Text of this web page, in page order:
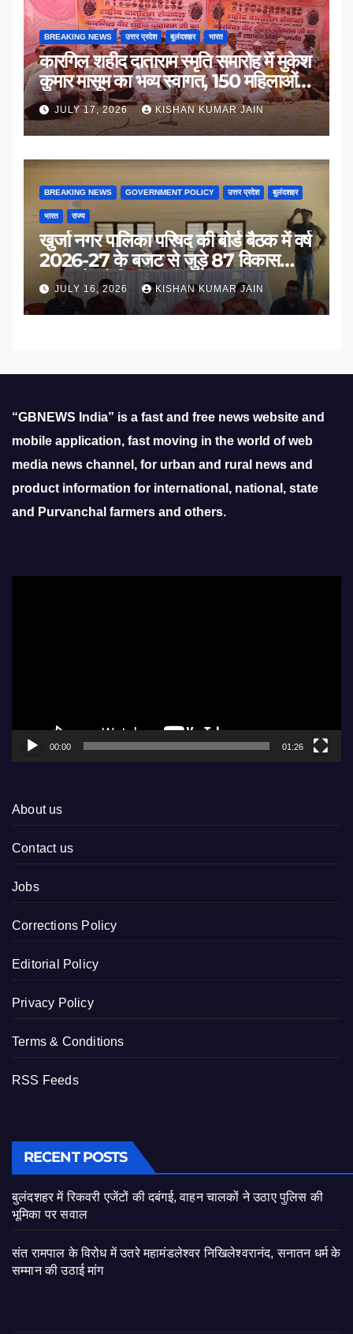
BREAKING NEWS उत्तर प्रदेश बुलंदशहर भारत
कारगिल शहीद दाताराम स्मृति समारोह में मुकेश
कुमार मासूम का भव्य स्वागत, 150 महिलाओं
का सम्मान
JULY 17, 2026 KISHAN KUMAR JAIN
BREAKING NEWS GOVERNMENT POLICY उत्तर प्रदेश बुलंदशहर
भारत राज्य
खुर्जा नगर पालिका परिषद की बोर्ड बैठक में वर्ष
2026-27 के बजट से जुड़े 87 विकास
प्रस्तावों को मिली मंजूरी
JULY 16, 2026 KISHAN KUMAR JAIN
“GBNEWS India” is a fast and free news website and
mobile application, fast moving in the world of web
media news channel, for urban and rural news and
product information for international, national, state
and Purvanchal farmers and others.
00:00 01:26
About us
Contact us
Jobs
Corrections Policy
Editorial Policy
Privacy Policy
Terms & Conditions
RSS Feeds
RECENT POSTS
बुलंदशहर में रिकवरी एजेंटों की दबंगई, वाहन चालकों ने उठाए पुलिस की
भूमिका पर सवाल
संत रामपाल के विरोध में उतरे महामंडलेश्वर निखिलेश्वरानंद, सनातन धर्म के
सम्मान की उठाई मांग